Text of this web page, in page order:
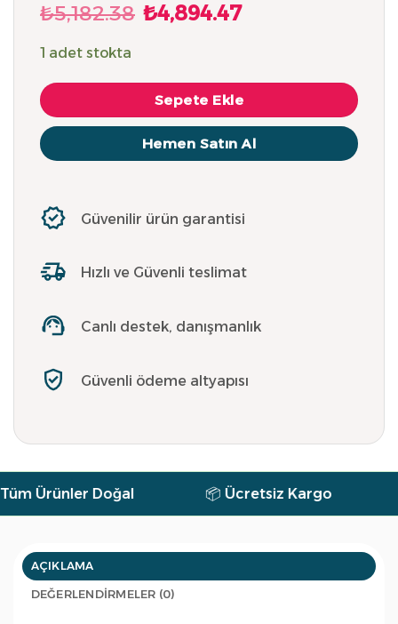
₺5,182.38 Orijinal
₺4,894.47Şu
1 adet stokta
Sepete Ekle
Hemen Satın Al
Güvenilir ürün garantisi
Hızlı ve Güvenli teslimat
Canlı destek, danışmanlık
Güvenli ödeme altyapısı
Ürünler Doğal 📦 Ücretsiz Kargo
AÇIKLAMA
DEĞERLENDIRMELER (0)